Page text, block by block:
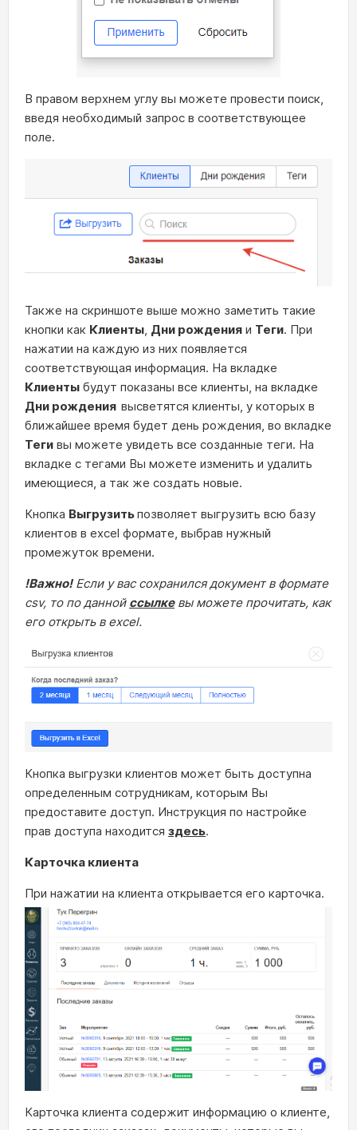
В правом верхнем углу вы можете провести поиск,
введя необходимый запрос в соответствующее
поле.
Также на скриншоте выше можно заметить такие
кнопки как Клиенты Дни рождения и Теги. При
нажатии на каждую из них появляется
соответствующая информация. На вкладке
Клиенты будут показаны все клиенты, на вкладке
Дни рождения высветятся клиенты, у которых в
ближайшее время будет день рождения, во вкладке
Теги вы можете увидеть все созданные теги. На
вкладке с тегами Вы можете изменить и удалить
имеющиеся, а так же создать новые.
Кнопка Выгрузитьпозволяет выгрузить всю базу
клиентов в excel формате, выбрав нужный
промежуток времени.
!Важно!Если у вас сохранился документ в формате
csv, то по данной ссылкевы можете прочитать, как
его открыть в excel.
Кнопка выгрузки клиентов может быть доступна
определенным сотрудникам, которым Вы
предоставите доступ. Инструкция по настройке
прав доступа находится здесь.
Карточка клиента
При нажатии на клиента открывается его карточка.
Карточка клиента содержит информацию о клиенте,